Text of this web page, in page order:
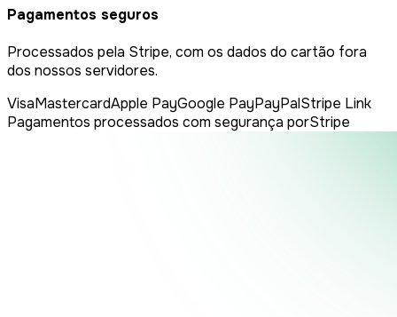
Pagamentos seguros
Processados pela Stripe, com os dados do cartão fora
dos nossos servidores.
VisaMastercardApple PayGoogle PayPayPalStripe Link
Pagamentos processados com segurança porStripe